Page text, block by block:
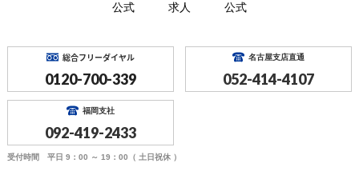
総合フリーダイヤル
0120-700-339
名古屋支店直通
052-414-4107
福岡支社
092-419-2433
受付時間 平日 9：00 ～ 19：00（ 土日祝休 ）
公式 求人 公式